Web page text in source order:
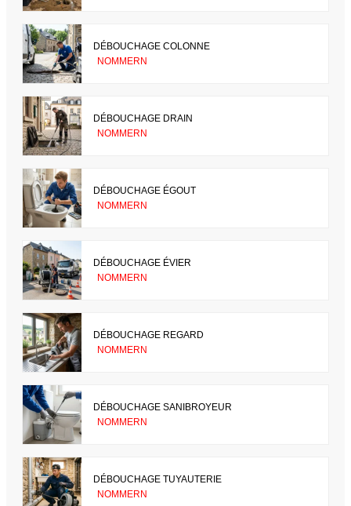
DÉBOUCHAGE COLONNE
NOMMERN
DÉBOUCHAGE DRAIN
NOMMERN
DÉBOUCHAGE ÉGOUT
NOMMERN
DÉBOUCHAGE ÉVIER
NOMMERN
DÉBOUCHAGE REGARD
NOMMERN
DÉBOUCHAGE SANIBROYEUR
NOMMERN
DÉBOUCHAGE TUYAUTERIE
NOMMERN